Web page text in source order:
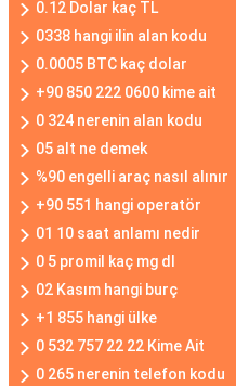
0.12 Dolar kaç TL
0338 hangi ilin alan kodu
0.0005 BTC kaç dolar
+90 850 222 0600 kime ait
0 324 nerenin alan kodu
05 alt ne demek
%90 engelli araç nasıl alınır
+90 551 hangi operatör
01 10 saat anlamı nedir
0 5 promil kaç mg dl
02 Kasım hangi burç
+1 855 hangi ülke
0 532 757 22 22 Kime Ait
0 265 nerenin telefon kodu